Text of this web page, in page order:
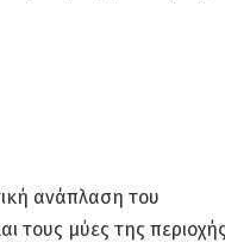
ανάπλαση του
τους μύες της